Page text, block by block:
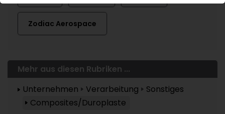
Zodiac Aerospace
Mehr aus diesen Rubriken ...
Unternehmen
Verarbeitung
Sonstiges
Composites/Duroplaste